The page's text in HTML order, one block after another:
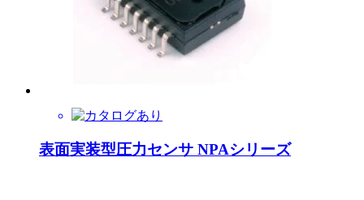
表面実装型圧力センサ NPAシリーズ